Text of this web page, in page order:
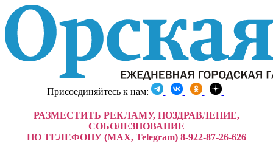
Присоединяйтесь к нам:
РАЗМЕСТИТЬ РЕКЛАМУ, ПОЗДРАВЛЕНИЕ,
СОБОЛЕЗНОВАНИЕ
ПО ТЕЛЕФОНУ (MAX, Telegram) 8-922-87-26-626